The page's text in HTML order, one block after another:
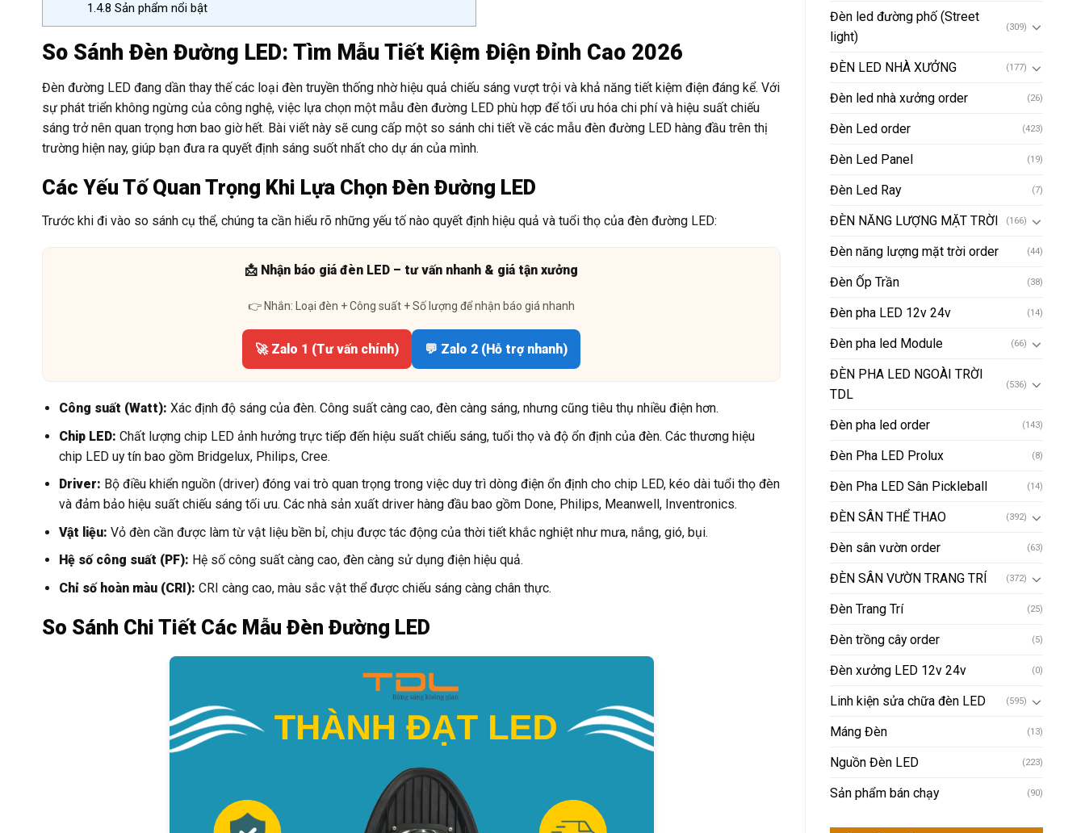
1.4.8 Sản phẩm nổi bật
So Sánh Đèn Đường LED: Tìm Mẫu Tiết Kiệm Điện Đỉnh Cao 2026
Đèn đường LED đang dần thay thế các loại đèn truyền thống nhờ hiệu quả chiếu sáng vượt trội và khả năng tiết kiệm điện đáng kể. Với
sự phát triển không ngừng của công nghệ, việc lựa chọn một mẫu đèn đường LED phù hợp để tối ưu hóa chi phí và hiệu suất chiếu
sáng trở nên quan trọng hơn bao giờ hết. Bài viết này sẽ cung cấp một so sánh chi tiết về các mẫu đèn đường LED hàng đầu trên thị
trường hiện nay, giúp bạn đưa ra quyết định sáng suốt nhất cho dự án của mình.
Các Yếu Tố Quan Trọng Khi Lựa Chọn Đèn Đường LED
Trước khi đi vào so sánh cụ thể, chúng ta cần hiểu rõ những yếu tố nào quyết định hiệu quả và tuổi thọ của đèn đường LED:
📩 Nhận báo giá đèn LED – tư vấn nhanh & giá tận xưởng
👉 Nhắn: Loại đèn + Công suất + Số lượng để nhận báo giá nhanh
🚀 Zalo 1 (Tư vấn chính) 💬 Zalo 2 (Hỗ trợ nhanh)
Công suất (Watt): Xác định độ sáng của đèn. Công suất càng cao, đèn càng sáng, nhưng cũng tiêu thụ nhiều điện hơn.
Chip LED: Chất lượng chip LED ảnh hưởng trực tiếp đến hiệu suất chiếu sáng, tuổi thọ và độ ổn định của đèn. Các thương hiệu
chip LED uy tín bao gồm Bridgelux, Philips, Cree.
Driver: Bộ điều khiển nguồn (driver) đóng vai trò quan trọng trong việc duy trì dòng điện ổn định cho chip LED, kéo dài tuổi thọ đèn
và đảm bảo hiệu suất chiếu sáng tối ưu. Các nhà sản xuất driver hàng đầu bao gồm Done, Philips, Meanwell, Inventronics.
Vật liệu: Vỏ đèn cần được làm từ vật liệu bền bỉ, chịu được tác động của thời tiết khắc nghiệt như mưa, nắng, gió, bụi.
Hệ số công suất (PF): Hệ số công suất càng cao, đèn càng sử dụng điện hiệu quả.
Chỉ số hoàn màu (CRI): CRI càng cao, màu sắc vật thể được chiếu sáng càng chân thực.
So Sánh Chi Tiết Các Mẫu Đèn Đường LED
Đèn led đường phố (Street
light)
(309)
ĐÈN LED NHÀ XƯỞNG (177)
Đèn led nhà xưởng order (26)
Đèn Led order (423)
Đèn Led Panel (19)
Đèn Led Ray (7)
ĐÈN NĂNG LƯỢNG MẶT TRỜI (166)
Đèn năng lượng mặt trời order (44)
Đèn Ốp Trần (38)
Đèn pha LED 12v 24v (14)
Đèn pha led Module (66)
ĐÈN PHA LED NGOÀI TRỜI
TDL
(536)
Đèn pha led order (143)
Đèn Pha LED Prolux (8)
Đèn Pha LED Sân Pickleball (14)
ĐÈN SÂN THỂ THAO (392)
Đèn sân vườn order (63)
ĐÈN SÂN VƯỜN TRANG TRÍ (372)
Đèn Trang Trí (25)
Đèn trồng cây order (5)
Đèn xưởng LED 12v 24v (0)
Linh kiện sửa chữa đèn LED (595)
Máng Đèn (13)
Nguồn Đèn LED (223)
Sản phẩm bán chạy (90)